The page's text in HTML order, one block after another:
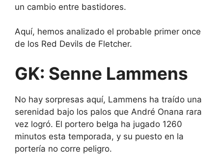
un cambio entre bastidores.
Aquí, hemos analizado el probable primer once
de los Red Devils de Fletcher.
GK: Senne Lammens
No hay sorpresas aquí, Lammens ha traído una
serenidad bajo los palos que André Onana rara
vez logró. El portero belga ha jugado 1260
minutos esta temporada, y su puesto en la
portería no corre peligro.